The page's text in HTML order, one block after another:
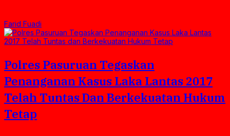
Farid Fuadi
Polres Pasuruan Tegaskan
Penanganan Kasus Laka Lantas 2017
Telah Tuntas Dan Berkekuatan Hukum
Tetap